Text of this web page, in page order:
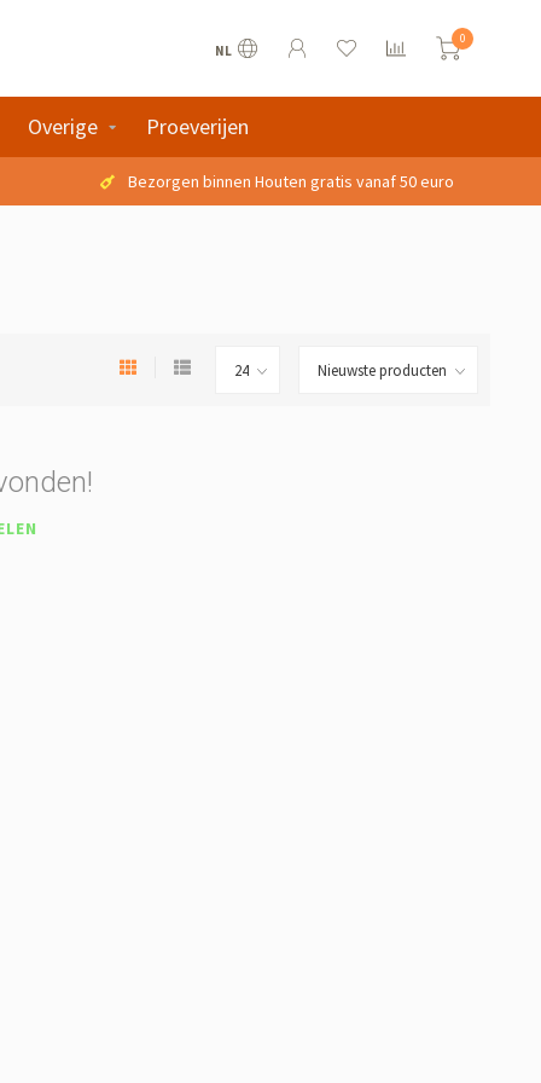
NL
0
Overige Proeverijen
Bezorgen binnen Houten gratis vanaf 50 euro